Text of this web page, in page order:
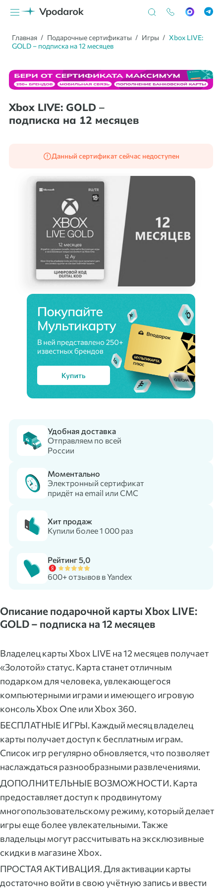
Главная Подарочные сертификаты Игры
Xbox LIVE:
GOLD – подписка на 12 месяцев
Xbox LIVE: GOLD –
подписка на 12 месяцев
Данный сертификат сейчас недоступен
Удобная доставка
Отправляем по всей
России
Моментально
Электронный сертификат
придёт на email или СМС
Хит продаж
Купили более 1 000 раз
Рейтинг 5,0
600+ отзывов в Yandex
Описание подарочной карты Xbox LIVE:
GOLD – подписка на 12 месяцев
Владелец карты Xbox LIVE на 12 месяцев получает
«Золотой» статус. Карта станет отличным
подарком для человека, увлекающегося
компьютерными играми и имеющего игровую
консоль Xbox One или Xbox 360.
БЕСПЛАТНЫЕ ИГРЫ. Каждый месяц владелец
карты получает доступ к бесплатным играм.
Список игр регулярно обновляется, что позволяет
наслаждаться разнообразными развлечениями.
ДОПОЛНИТЕЛЬНЫЕ ВОЗМОЖНОСТИ. Карта
предоставляет доступ к продвинутому
многопользовательскому режиму, который делает
игры еще более увлекательными. Также
владельцы могут рассчитывать на эксклюзивные
скидки в магазине Xbox.
ПРОСТАЯ АКТИВАЦИЯ. Для активации карты
достаточно войти в свою учётную запись и ввести